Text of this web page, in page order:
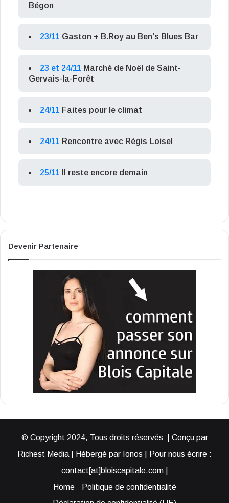
Bégon
23/11 Gaston + B.Roy au Ben’s Blues Bar
23 et 24/11 Marché de Noël de Saint-
Gervais-la-Forêt
24/11 Faites pour le climat
24/11 Rencontre avec Régis Loisel
25/11 Il reste encore demain
Devenir Partenaire
© Copyright 2024, Tous droits réservés | Conçu par
Richest Media | Hébergé par Ionos | Pour nous écrire :
contact[at]bloiscapitale.com |
Home
Politique de confidentialité